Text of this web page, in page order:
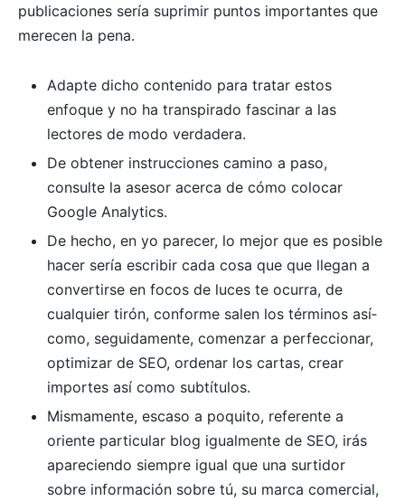
publicaciones serí­a suprimir puntos importantes que
merecen la pena.
Adapte dicho contenido para tratar estos
enfoque y no ha transpirado fascinar a las
lectores de modo verdadera.
De obtener instrucciones camino a paso,
consulte la asesor acerca de cómo colocar
Google Analytics.
De hecho, en yo parecer, lo mejor que es posible
hacer serí­a escribir cada cosa que que llegan a
convertirse en focos de luces te ocurra, de
cualquier tirón, conforme salen los términos así­
como, seguidamente, comenzar a perfeccionar,
optimizar de SEO, ordenar los cartas, crear
importes así­ como subtítulos.
Mismamente, escaso a poquito, referente a
oriente particular blog igualmente de SEO, irás
apareciendo siempre igual que una surtidor
sobre información sobre tú, su marca comercial,